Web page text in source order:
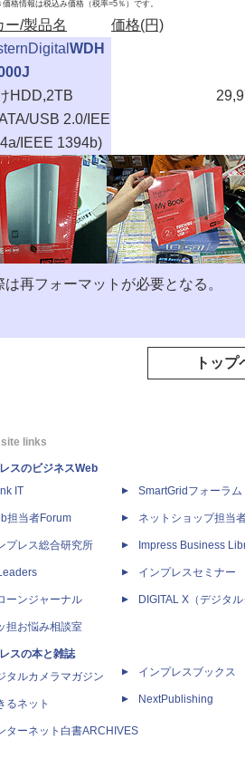
格情報は税込み価格（税率=5％）です。
ー/製品名 価格(円)
WDH
HDD,2TB
USB 2.0/IEE
IEEE 1394b)
は再フォーマットが必要となる。
トッ
links
スのビジネスWeb
IT
担当者Forum
プレス総合研究所
ーンジャーナル
担お悩み相談室
スの本と雑誌
タルカメラマガジン
るネット
ターネット白書ARCHIVES
SmartGridフォーラム
ネットショップ担当
Impress Business
インプレスセミナー
DIGITAL X（デジタル
インプレスブックス
NextPublishing